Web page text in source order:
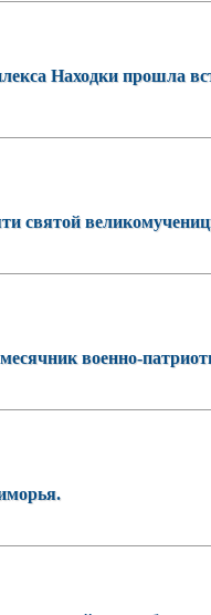
Находки прошла
святой
военно-